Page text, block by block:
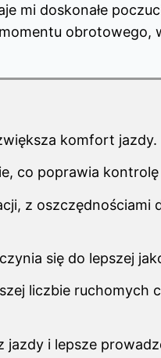
mi doskonałe
obrotowego,
komfort jazdy.
co poprawia
z oszczędnościami
się do lepszej
liczbie ruchomych
i lepsze